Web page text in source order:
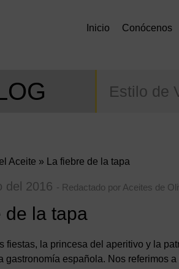
Inicio Conócenos
Estilo de
Aceite » La fiebre de la tapa
del 2016 - Redactado por Aceites de
de la tapa
fiestas, la princesa del aperitivo y la
gastronomía española. Nos referimos